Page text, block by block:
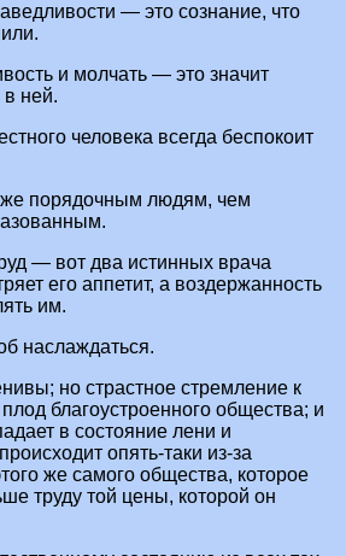
— это сознание, что
и молчать — это значит
в ней.
человека всегда беспокоит
порядочным людям, чем
— вот два истинных врача
его аппетит, а воздержанность
им.
наслаждаться.
но страстное стремление к
благоустроенного общества; и
в состояние лени и
опять-таки из-за
же самого общества, которое
труду той цены, которой он